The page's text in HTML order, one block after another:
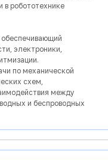
робототехнике
электроники,
по механической
схем,
между
и беспроводных